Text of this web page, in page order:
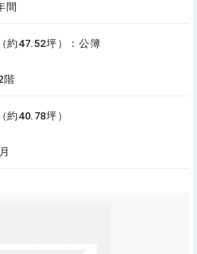
間
約47.52坪）：公簿
階
約40.78坪）